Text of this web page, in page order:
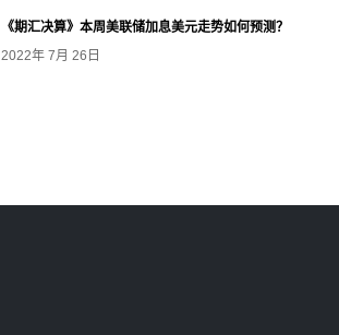
《期汇决算》本周美联储加息美元走势如何预测？
2022年 7月 26日